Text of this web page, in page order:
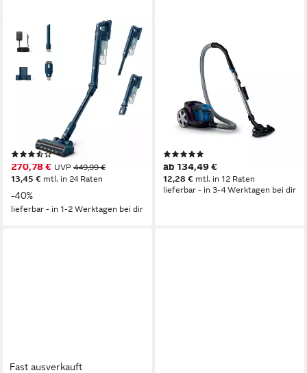
PHILIPS
Akku-Hand-und
Stielstaubsauger XC5242/10
5000 Series
„Teppichwunder“ mit Flexrohr
Leistung
Größe Staubbehälter
(9)
270,78 € UVP 449,99 €
13,45 € mtl. in 24 Raten
-40%
lieferbar - in 1-2 Werktagen bei dir
Bodenstaubsauger PHILIPS
Staubsauger PowerPro
Compact FC9333/09
PowerCyclone
1.5 l Größe Staubbehälter
HEPA 13 Filtersystem
ab 134,49 €
12,28 € mtl. in 12 Raten
lieferbar - in 3-4 Werktagen bei dir
Fast ausverkauft